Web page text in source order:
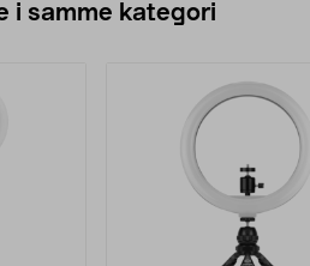
i samme kategori